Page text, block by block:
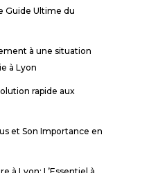
Guide Ultime du
à une situation
à Lyon
rapide aux
et Son Importance en